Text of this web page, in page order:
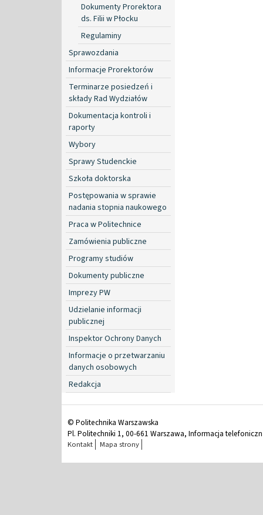
Dokumenty Prorektora
ds. Filii w Płocku
Regulaminy
Sprawozdania
Informacje Prorektorów
Terminarze posiedzeń i
składy Rad Wydziałów
Dokumentacja kontroli i
raporty
Wybory
Sprawy Studenckie
Szkoła doktorska
Postępowania w sprawie
nadania stopnia naukowego
Praca w Politechnice
Zamówienia publiczne
Programy studiów
Dokumenty publiczne
Imprezy PW
Udzielanie informacji
publicznej
Inspektor Ochrony Danych
Informacje o przetwarzaniu
danych osobowych
Redakcja
© Politechnika Warszawska
Pl. Politechniki 1, 00-661 Warszawa, Informacja
Kontakt Mapa strony